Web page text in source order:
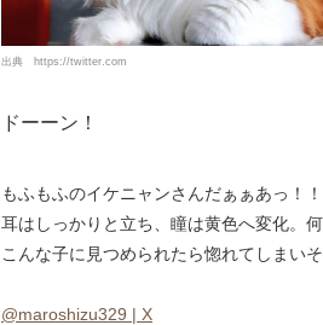
出典 https://twitter.com
ドーーン！
もふもふのイケニャンさんだぁぁあっ！！
耳はしっかりと立ち、瞳は黄色へ変化。
こんな子に見つめられたら惚れてしまい
@maroshizu329 | X